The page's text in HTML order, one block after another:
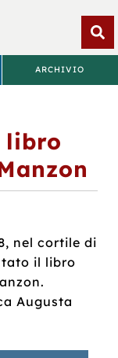
ARCHIVIO
libro
nel cortile di
il libro
Augusta